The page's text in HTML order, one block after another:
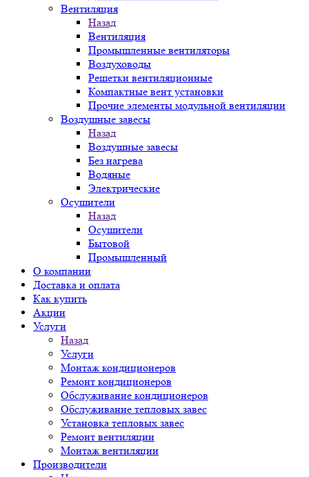
Вентиляция
Назад
Вентиляция
Промышленные вентиляторы
Воздуховоды
Решетки вентиляционные
Компактные вент установки
Прочие элементы модульной вентиляции
Воздушные завесы
Назад
Воздушные завесы
Без нагрева
Водяные
Электрические
Осушители
Назад
Осушители
Бытовой
Промышленный
О компании
Доставка и оплата
Как купить
Акции
Услуги
Назад
Услуги
Монтаж кондиционеров
Ремонт кондиционеров
Обслуживание кондиционеров
Обслуживание тепловых завес
Установка тепловых завес
Ремонт вентиляции
Монтаж вентиляции
Производители